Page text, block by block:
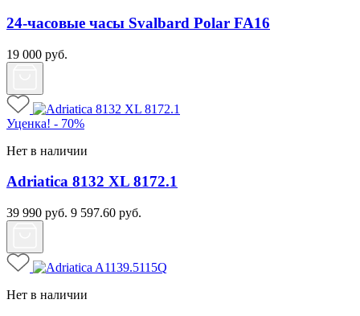
24-часовые часы Svalbard Polar FA16
19 000 руб.
Уценка! - 70%
Нет в наличии
Adriatica 8132 XL 8172.1
39 990 руб. 9 597.60 руб.
Нет в наличии